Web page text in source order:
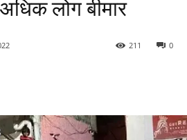
लोग बीमार
0
211